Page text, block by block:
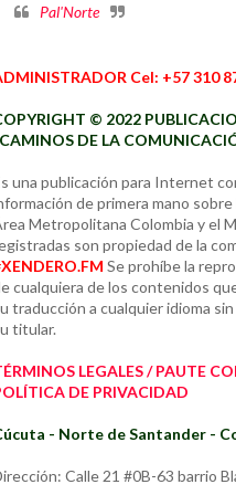
Cel: +57 310
© 2022
una publicación para Internet
Metropolitana Colombia y el
son propiedad de la
Se prohíbe la
cualquiera de los contenidos que
traducción a cualquier idioma
titular.
LEGALES / PAUTE
- Norte de Santander -
Calle 21 #0B-63 barrio
hangaritac214@gmail.com